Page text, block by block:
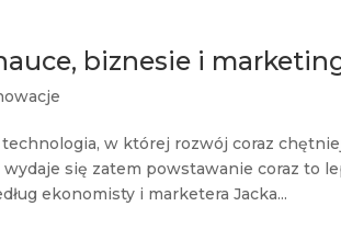
biznesie i
w której rozwój coraz
się zatem powstawanie coraz to
ekonomisty i marketera Jacka...